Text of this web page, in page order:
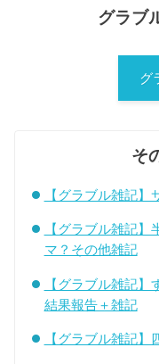
グラブ
グ
そ
【グラブル雑記
【グラブル雑記
マ？その他雑記
【グラブル雑記
結果報告＋雑記
【グラブル雑記】